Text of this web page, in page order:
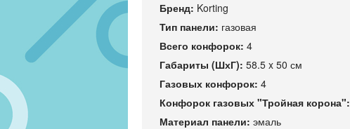
Бренд: Korting
Тип панели: газовая
Всего конфорок: 4
Габариты (ШхГ): 58.5 x 50 см
Газовых конфорок: 4
Конфорок газовых "Тройная корона":
Материал панели: эмаль